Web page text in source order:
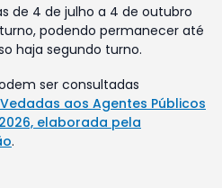
de 4 de julho a 4 de outubro
podendo permanecer até
haja segundo turno.
ser consultadas
aos Agentes Públicos
elaborada pela
.